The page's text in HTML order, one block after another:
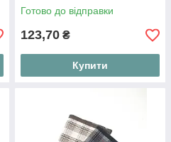
Готово до відправки
123,70 ₴
Купити